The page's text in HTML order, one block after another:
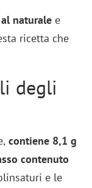
naturale e
ricetta che
degli
contiene 8,1 g
contenuto
e le